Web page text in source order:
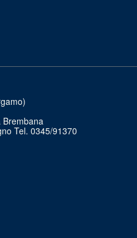
Tel. 0345/91370